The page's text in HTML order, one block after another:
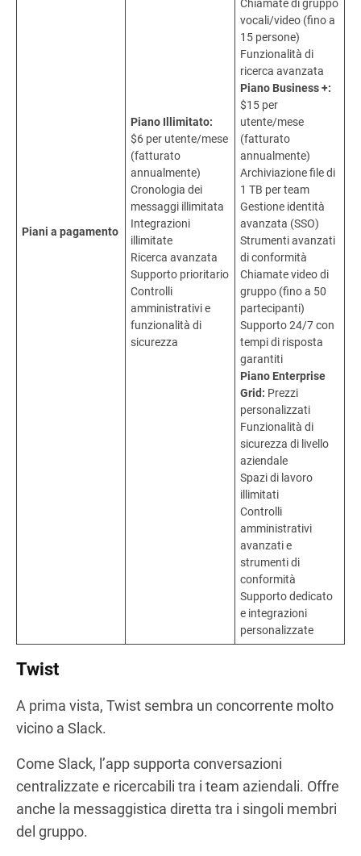
Piani a pagamento
Piano Illimitato:
$6 per utente/mese
(fatturato
annualmente)
Cronologia dei
messaggi illimitata
Integrazioni
illimitate
Ricerca avanzata
Supporto prioritario
Controlli
amministrativi e
funzionalità di
sicurezza
Chiamate di gruppo
vocali/video (fino a
15 persone)
Funzionalità di
ricerca avanzata
Piano Business +:
$15 per
utente/mese
(fatturato
annualmente)
Archiviazione file di
1 TB per team
Gestione identità
avanzata (SSO)
Strumenti avanzati
di conformità
Chiamate video di
gruppo (fino a 50
partecipanti)
Supporto 24/7 con
tempi di risposta
garantiti
Piano Enterprise
Grid: Prezzi
personalizzati
Funzionalità di
sicurezza di livello
aziendale
Spazi di lavoro
illimitati
Controlli
amministrativi
avanzati e
strumenti di
conformità
Supporto dedicato
e integrazioni
personalizzate
Twist
A prima vista, Twist sembra un concorrente molto
vicino a Slack.
Come Slack, l’app supporta conversazioni
centralizzate e ricercabili tra i team aziendali. Offre
anche la messaggistica diretta tra i singoli membri
del gruppo.